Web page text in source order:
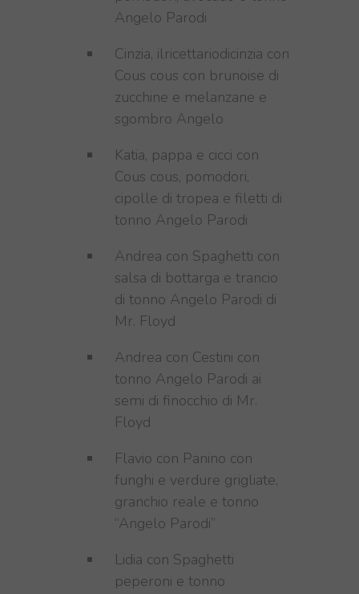
Angelo Parodi
Cinzia, ilricettariodicinzia con
Cous cous con brunoise di
zucchine e melanzane e
sgombro Angelo
Katia, pappa e cicci con
Cous cous, pomodori,
cipolle di tropea e filetti di
tonno Angelo Parodi
Andrea con Spaghetti con
salsa di bottarga e trancio
di tonno Angelo Parodi di
Mr. Floyd
Andrea con Cestini con
tonno Angelo Parodi ai
semi di finocchio di Mr.
Floyd
Flavio con Panino con
funghi e verdure grigliate,
granchio reale e tonno
“Angelo Parodi”
Lidia con Spaghetti
peperoni e tonno